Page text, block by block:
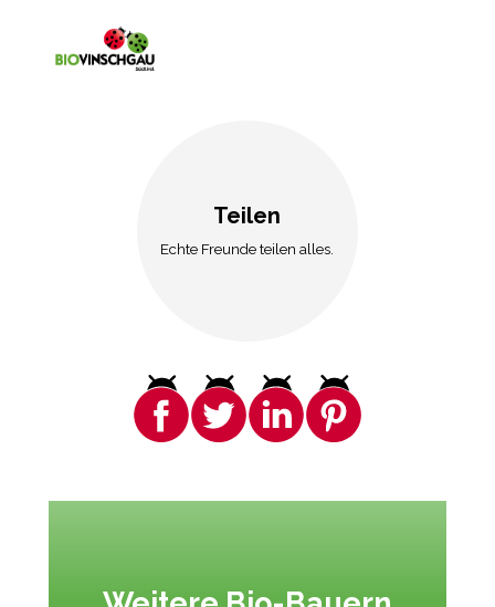
Teilen
Echte Freunde teilen alles.